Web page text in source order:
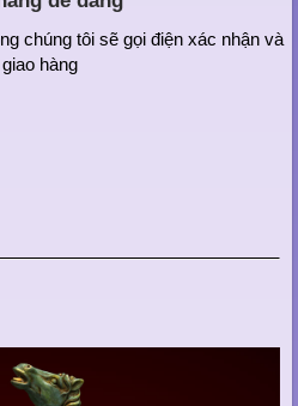
chúng tôi sẽ gọi điện xác nhận và
giao hàng